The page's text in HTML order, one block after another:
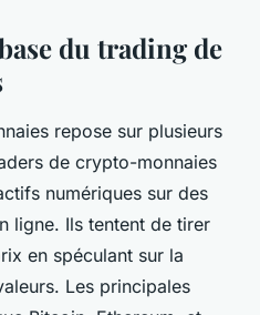
du trading de
repose sur plusieurs
de crypto-monnaies
numériques sur des
ligne. Ils tentent de tirer
en spéculant sur la
Les principales